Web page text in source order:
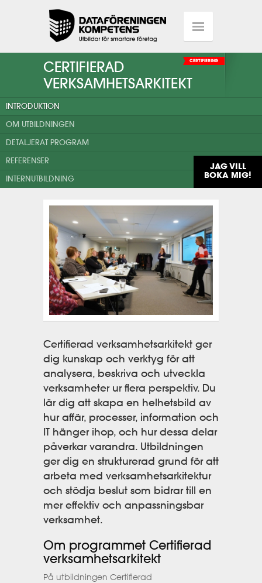
CERTIFIERAD
VERKSAMHETSARKITEKT
CERTIFIERING
INTRODUKTION
OM UTBILDNINGEN
DETALJERAT PROGRAM
REFERENSER
INTERNUTBILDNING
JAG VILL
BOKA MIG!
Certifierad verksamhetsarkitekt ger
dig kunskap och verktyg för att
analysera, beskriva och utveckla
verksamheter ur flera perspektiv. Du
lär dig att skapa en helhetsbild av
hur affär, processer, information och
IT hänger ihop, och hur dessa delar
påverkar varandra. Utbildningen
ger dig en strukturerad grund för att
arbeta med verksamhetsarkitektur
och stödja beslut som bidrar till en
mer effektiv och anpassningsbar
verksamhet.
Om programmet Certifierad
verksamhetsarkitekt
På utbildningen Certifierad